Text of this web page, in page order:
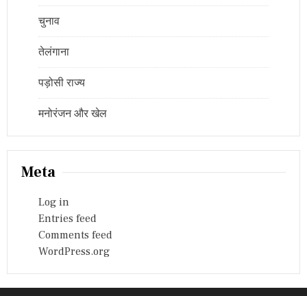
चुनाव
तेलंगाना
पड़ोसी राज्य
मनोरंजन और खेल
Meta
Log in
Entries feed
Comments feed
WordPress.org